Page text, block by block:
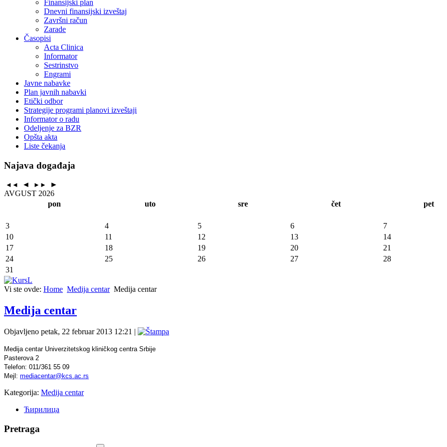
Finansijski plan
Dnevni finansijski izveštaj
Završni račun
Zarade
Časopisi
Acta Clinica
Informator
Sestrinstvo
Engrami
Javne nabavke
Plan javnih nabavki
Etički odbor
Strategije programi planovi izveštaji
Informator o radu
Odeljenje za BZR
Opšta akta
Liste čekanja
Najava događaja
◄◄ ◄ ►►
►
AVGUST 2026
pon
uto sre čet pet
3
4 5 6 7
10
11 12 13 14
17
18 19 20 21
24
25 26 27 28
31
Vi ste ovde: Home Medija centar Medija centar
Medija centar
Objavljeno petak, 22 februar 2013 12:21 |
Medija centar Univerzitetskog kliničkog centra Srbije
Pasterova 2
Telefon: 011/361 55 09
Mejl: mediacentar@kcs.ac.rs
Kategorija: Medija centar
Ћирилица
Pretraga